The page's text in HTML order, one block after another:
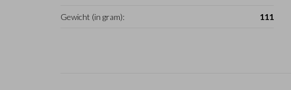
Gewicht (in gram): 111